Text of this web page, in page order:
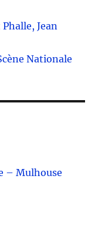
Jean
Nationale
– Mulhouse